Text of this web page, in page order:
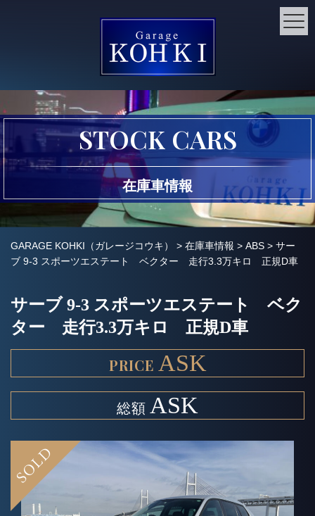
STOCK CARS
在庫車情報
GARAGE KOHKI（ガレージコウキ） > 在庫車情報 > ABS > サー
ブ 9-3 スポーツエステート ベクター 走行3.3万キロ 正規D車
サーブ 9-3 スポーツエステート ベク
ター 走行3.3万キロ 正規D車
ASK
ASK